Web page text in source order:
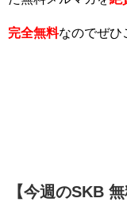
完全無料なのでぜひ
【今週のSKB